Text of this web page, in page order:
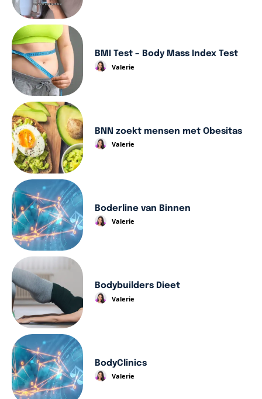
BMI Test – Body Mass Index Test
Valerie
BNN zoekt mensen met Obesitas
Valerie
Boderline van Binnen
Valerie
Bodybuilders Dieet
Valerie
BodyClinics
Valerie